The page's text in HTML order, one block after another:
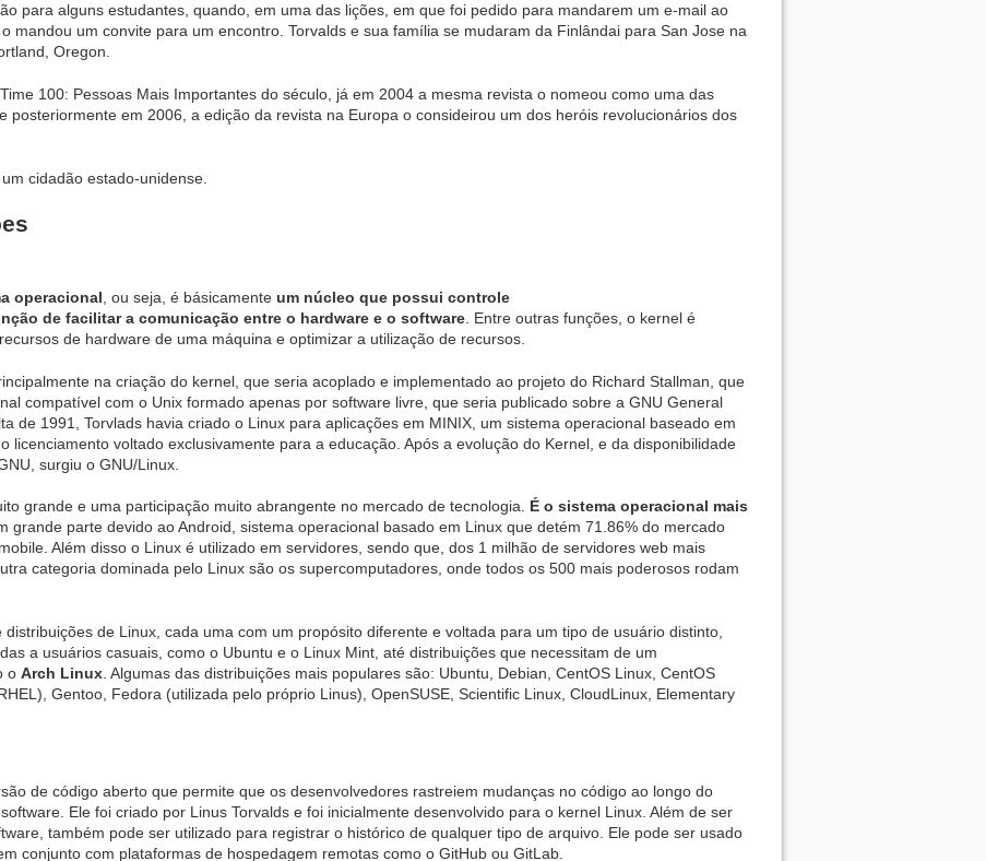
para alguns estudantes, quando, em uma das lições, em que foi pedido para mandarem um e-mail ao
mandou um convite para um encontro. Torvalds e sua família se mudaram da Finlândai para San Jose na
Oregon.
100: Pessoas Mais Importantes do século, já em 2004 a mesma revista o nomeou como uma das
posteriormente em 2006, a edição da revista na Europa o consideirou um dos heróis revolucionários dos
cidadão estado-unidense.
operacional , ou seja, é básicamente um núcleo que possui controle
de facilitar a comunicação entre o hardware e o software . Entre outras funções, o kernel é
de hardware de uma máquina e optimizar a utilização de recursos.
na criação do kernel, que seria acoplado e implementado ao projeto do Richard Stallman, que
compatível com o Unix formado apenas por software livre, que seria publicado sobre a GNU General
de 1991, Torvlads havia criado o Linux para aplicações em MINIX, um sistema operacional baseado em
licenciamento voltado exclusivamente para a educação. Após a evolução do Kernel, e da disponibilidade
surgiu o GNU/Linux.
grande e uma participação muito abrangente no mercado de tecnologia. É o sistema operacional mais
grande parte devido ao Android, sistema operacional basado em Linux que detém 71.86% do mercado
Além disso o Linux é utilizado em servidores, sendo que, dos 1 milhão de servidores web mais
categoria dominada pelo Linux são os supercomputadores, onde todos os 500 mais poderosos rodam
de Linux, cada uma com um propósito diferente e voltada para um tipo de usuário distinto,
a usuários casuais, como o Ubuntu e o Linux Mint, até distribuições que necessitam de um
o Arch Linux . Algumas das distribuições mais populares são: Ubuntu, Debian, CentOS Linux, CentOS
Gentoo, Fedora (utilizada pelo próprio Linus), OpenSUSE, Scientific Linux, CloudLinux, Elementary
de código aberto que permite que os desenvolvedores rastreiem mudanças no código ao longo do
Ele foi criado por Linus Torvalds e foi inicialmente desenvolvido para o kernel Linux. Além de ser
também pode ser utilizado para registrar o histórico de qualquer tipo de arquivo. Ele pode ser usado
conjunto com plataformas de hospedagem remotas como o GitHub ou GitLab.